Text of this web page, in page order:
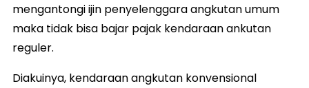
mengantongi ijin penyelenggara angkutan umum
maka tidak bisa bajar pajak kendaraan ankutan
reguler.
Diakuinya, kendaraan angkutan konvensional